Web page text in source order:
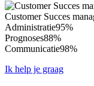
Customer Succes
Administratie95%
Prognoses88%
Communicatie98%
Ik help je graag